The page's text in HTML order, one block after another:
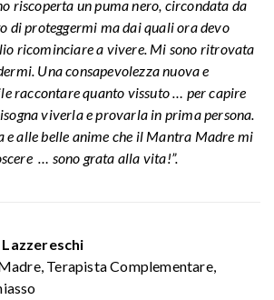
riscoperta un puma nero, circondata da
di proteggermi ma dai quali ora devo
ricominciare a vivere. Mi sono ritrovata
Una consapevolezza nuova e
raccontare quanto vissuto … per capire
viverla e provarla in prima persona.
e alle belle anime che il Mantra Madre mi
… sono grata alla vita!”.
Terapista Complementare,